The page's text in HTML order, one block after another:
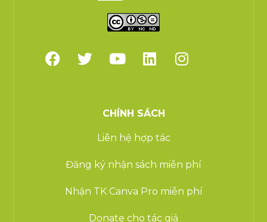
CHÍNH SÁCH
Liên hệ hợp tác
Đăng ký nhận sách miễn phí
Nhận TK Canva Pro miễn phí
Donate cho tác giả